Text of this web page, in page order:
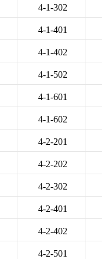
4-1-302
4-1-401
4-1-402
4-1-502
4-1-601
4-1-602
4-2-201
4-2-202
4-2-302
4-2-401
4-2-402
4-2-501